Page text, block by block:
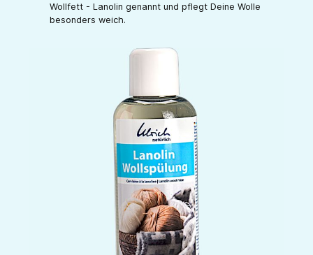
Wollfett - Lanolin genannt und pflegt Deine Wolle
besonders weich.